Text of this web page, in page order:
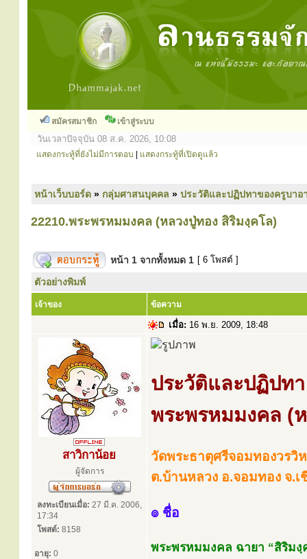
สมัครสมาชิก เข้าสู่ระบบ
วันเวลาปัจจุบัน 08 ส.ค. 2026, 10:08
แสดงกระทู้ที่ยังไม่มีการตอบ แสดงกระทู้ที่เปิดดูแล้ว
หน้าเว็บบอร์ด » กลุ่มศาสนบุคคล » ประวัติและปฏิปทาของครูบาอ
22210.พระพรหมมงคล (หลวงปู่ทอง สิริมงฺคโล)
หน้า 1 จากทั้งหมด 1 [ 6 โพสต์ ]
ตัวอย่างพิมพ์
เจ้าของ ข้อความ
เมื่อ: 16 พ.ย. 2009, 18:48
สาวิกาน้อย
ผู้จัดการ
ลงทะเบียนเมื่อ: 27 มี.ค. 2006,
17:34
โพสต์: 8158
อายุ: 0
ประวัติและปฏิปทา
พระพรหมมงคล (
วัดพระธาตุศรีจอมทองวรวิ
ต.บ้านหลวง อ.จอมทอง จ.เ
๏ ชื่อ
พระพรหมมงคล ฉายา “สิริมงฺ